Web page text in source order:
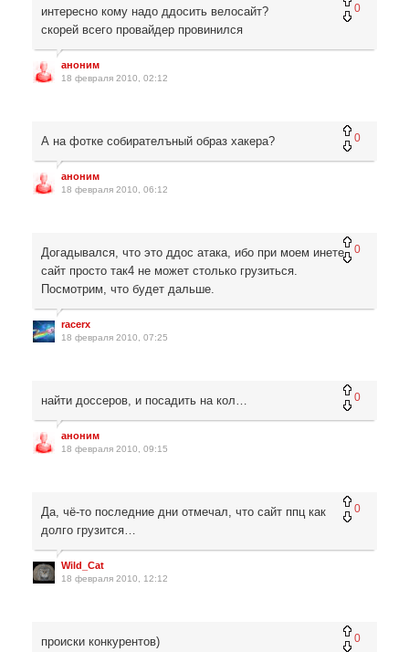
0
интересно кому надо ддосить велосайт?
скорей всего провайдер провинился
аноним
18 февраля 2010, 02:12
0
А на фотке собирателъный образ хакера?
аноним
18 февраля 2010, 06:12
0
Догадывался, что это ддос атака, ибо при моем инете
сайт просто так4 не может столько грузиться.
Посмотрим, что будет дальше.
racerx
18 февраля 2010, 07:25
0
найти доссеров, и посадить на кол…
аноним
18 февраля 2010, 09:15
0
Да, чё-то последние дни отмечал, что сайт ппц как
долго грузится…
Wild_Cat
18 февраля 2010, 12:12
0
происки конкурентов)